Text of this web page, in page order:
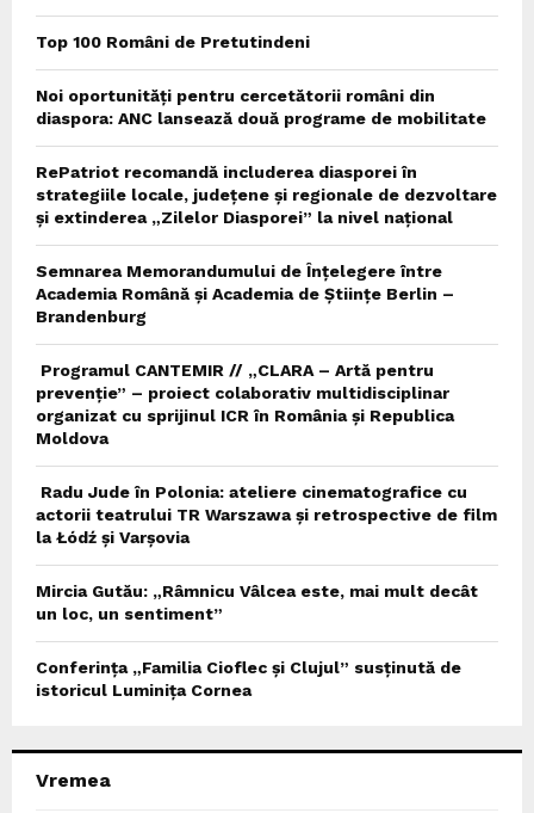
Top 100 Români de Pretutindeni
Noi oportunități pentru cercetătorii români din
diaspora: ANC lansează două programe de mobilitate
RePatriot recomandă includerea diasporei în
strategiile locale, județene și regionale de dezvoltare
și extinderea „Zilelor Diasporei” la nivel național
Semnarea Memorandumului de Înțelegere între
Academia Română și Academia de Științe Berlin –
Brandenburg
Programul CANTEMIR // „CLARA – Artă pentru
prevenție” – proiect colaborativ multidisciplinar
organizat cu sprijinul ICR în România și Republica
Moldova
Radu Jude în Polonia: ateliere cinematografice cu
actorii teatrului TR Warszawa și retrospective de film
la Łódź și Varșovia
Mircia Gutău: „Râmnicu Vâlcea este, mai mult decât
un loc, un sentiment”
Conferința „Familia Cioflec și Clujul” susținută de
istoricul Luminița Cornea
Vremea